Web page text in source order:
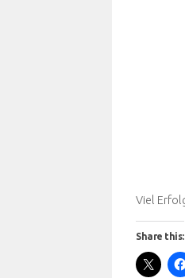
Viel
Share this: